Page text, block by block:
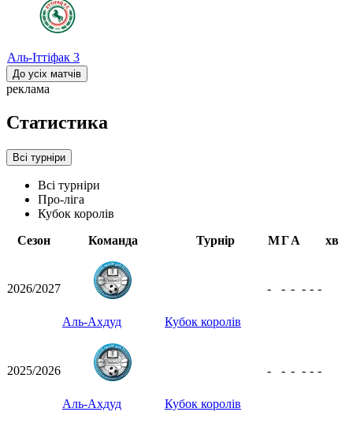
Аль-Іттіфак 3
До усіх матчів
реклама
Статистика
Всі турніри
Всі турніри
Про-ліга
Кубок королів
Сезон
Команда Турнір МГА хв
2026/2027
Аль-Ахдуд Кубок королів
- - - - - -
2025/2026
Аль-Ахдуд Кубок королів
- - - - - -